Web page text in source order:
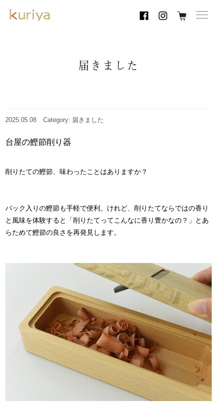
届きました
2025.05.08 Category: 届きました
台屋の鰹節削り器
削りたての鰹節、味わったことはありますか？
パック入りの鰹節も手軽で便利。けれど、削りたてならではの香り
と風味を体験すると「削りたてってこんなに香り豊かなの？」とあ
らためて鰹節の良さを再発見します。